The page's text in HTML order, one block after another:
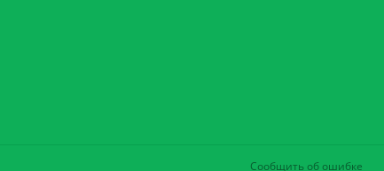
Сообщить об ошибке